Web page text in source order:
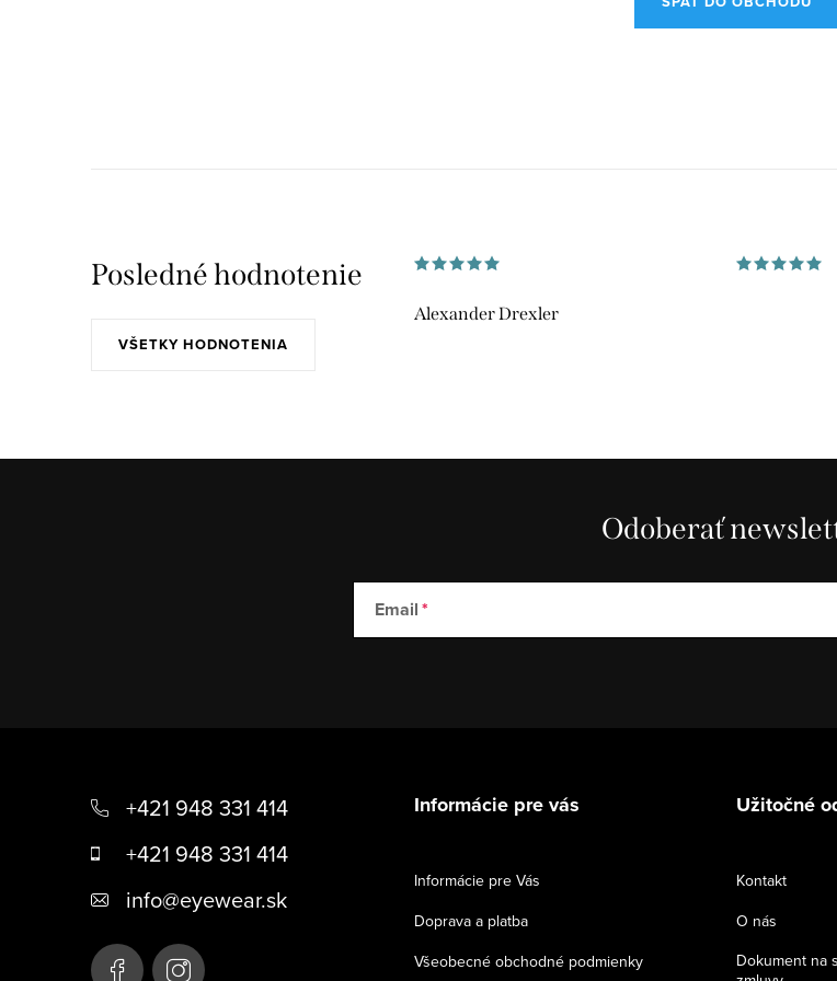
Posledné hodnotenie
VŠETKY HODNOTENIA
Alexander Drexler
Odoberať
Email
+421 948 331 414
+421 948 331 414
info@eyewear.sk
Informácie pre vás
Informácie pre Vás
Doprava a platba
Všeobecné obchodné podmienky
Užitočné
Kontakt
O nás
Dokument na